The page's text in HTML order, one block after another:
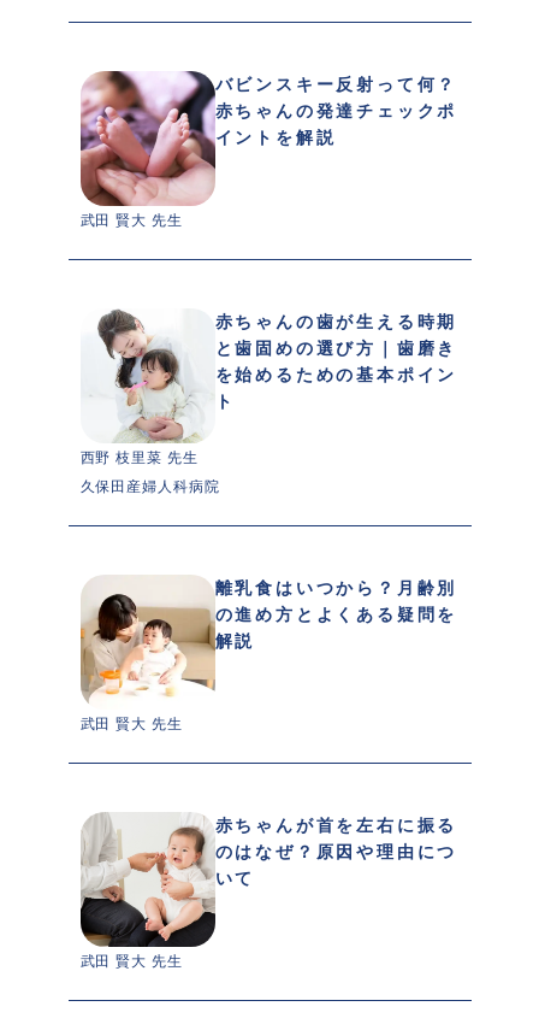
バビンスキー反射って何？
赤ちゃんの発達チェックポ
イントを解説
武田 賢大 先生
赤ちゃんの歯が生える時期
と歯固めの選び方｜歯磨き
を始めるための基本ポイン
ト
西野 枝里菜 先生
久保田産婦人科病院
離乳食はいつから？月齢別
の進め方とよくある疑問を
解説
武田 賢大 先生
赤ちゃんが首を左右に振る
のはなぜ？原因や理由につ
いて
武田 賢大 先生